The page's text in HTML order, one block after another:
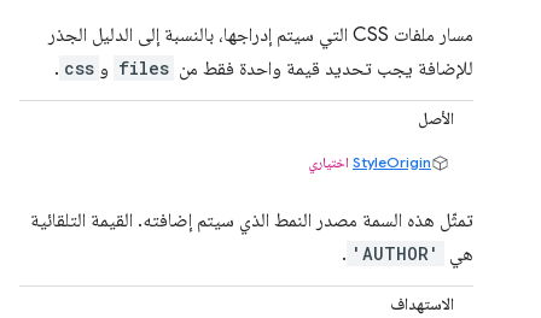
مسار ملفات CSS التي سيتم إدراجها، بالنسبة إلى الدليل الجذر
للإضافة يجب تحديد قيمة واحدة فقط من files و css
.
الأصل
StyleOrigin اختياري
تمثّل هذه السمة مصدر النمط الذي سيتم إضافته. القيمة التلقائية
هي
'AUTHOR'
.
الاستهداف